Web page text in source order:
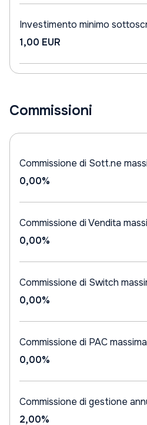
Investimento minimo
1,00 EUR
Commissioni
Commissione di Sott.ne
0,00%
Commissione di Vendita
0,00%
Commissione di Switch
0,00%
Commissione di PAC massima
0,00%
Commissione di gestione
2,00%